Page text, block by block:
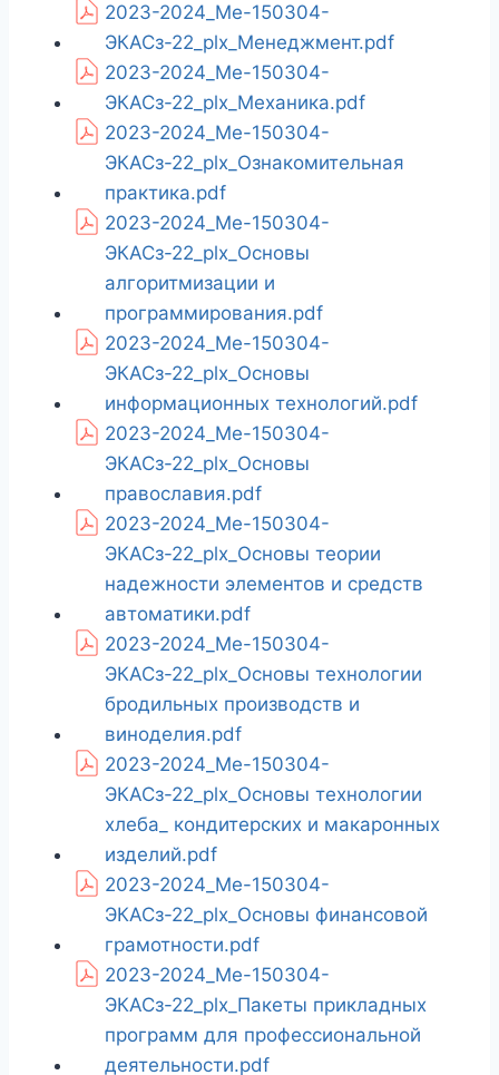
2023-2024_Ме-150304-
ЭКАСз-22_plx_Менеджмент.pdf
2023-2024_Ме-150304-
ЭКАСз-22_plx_Механика.pdf
2023-2024_Ме-150304-
ЭКАСз-22_plx_Ознакомительная
практика.pdf
2023-2024_Ме-150304-
ЭКАСз-22_plx_Основы
алгоритмизации и
программирования.pdf
2023-2024_Ме-150304-
ЭКАСз-22_plx_Основы
информационных технологий.pdf
2023-2024_Ме-150304-
ЭКАСз-22_plx_Основы
православия.pdf
2023-2024_Ме-150304-
ЭКАСз-22_plx_Основы теории
надежности элементов и средств
автоматики.pdf
2023-2024_Ме-150304-
ЭКАСз-22_plx_Основы технологии
бродильных производств и
виноделия.pdf
2023-2024_Ме-150304-
ЭКАСз-22_plx_Основы технологии
хлеба_ кондитерских и макаронных
изделий.pdf
2023-2024_Ме-150304-
ЭКАСз-22_plx_Основы финансовой
грамотности.pdf
2023-2024_Ме-150304-
ЭКАСз-22_plx_Пакеты прикладных
программ для профессиональной
деятельности.pdf